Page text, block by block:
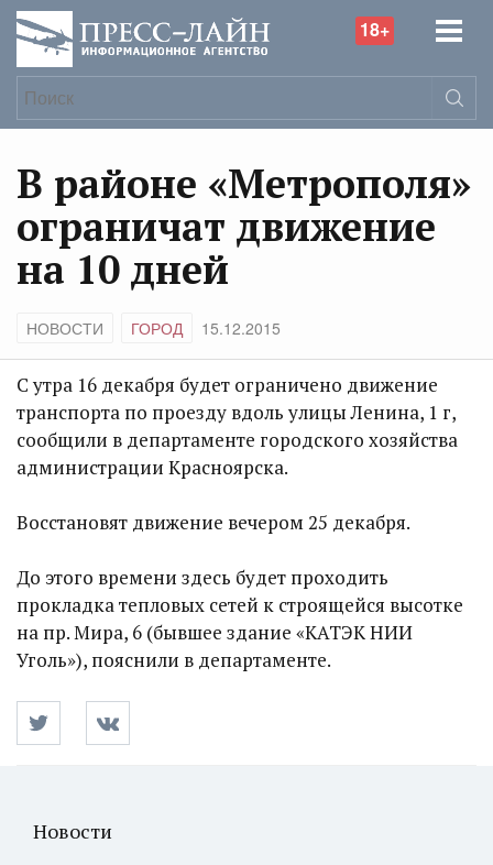
18+
В районе «Метрополя»
ограничат движение
на 10 дней
НОВОСТИ ГОРОД 15.12.2015
С утра 16 декабря будет ограничено движение
транспорта по проезду вдоль улицы Ленина, 1 г,
сообщили в департаменте городского хозяйства
администрации Красноярска.
Восстановят движение вечером 25 декабря.
До этого времени здесь будет проходить
прокладка тепловых сетей к строящейся высотке
на пр. Мира, 6 (бывшее здание «КАТЭК НИИ
Уголь»), пояснили в департаменте.
Новости